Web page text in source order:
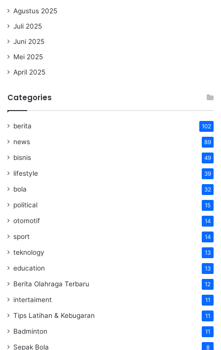
Agustus 2025
Juli 2025
Juni 2025
Mei 2025
April 2025
Categories
berita 102
news 89
bisnis 49
lifestyle 39
bola 32
political 15
otomotif 14
sport 14
teknology 13
education 13
Berita Olahraga Terbaru 12
intertaiment 11
Tips Latihan & Kebugaran 11
Badminton 11
Sepak Bola 8